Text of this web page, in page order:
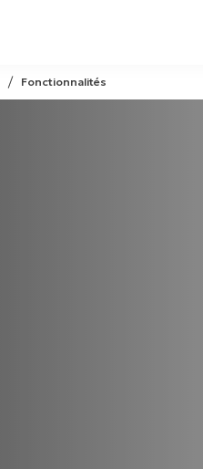
Fonctionnalités